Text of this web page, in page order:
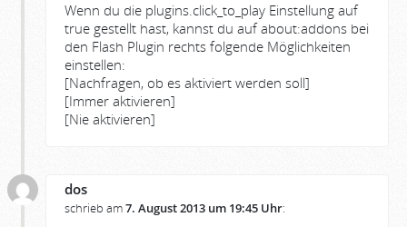
Wenn du die plugins.click_to_play Einstellung auf
true gestellt hast, kannst du auf about:addons bei
den Flash Plugin rechts folgende Möglichkeiten
einstellen:
[Nachfragen, ob es aktiviert werden soll]
[Immer aktivieren]
[Nie aktivieren]
dos
schrieb am7. August 2013 um 19:45 Uhr: